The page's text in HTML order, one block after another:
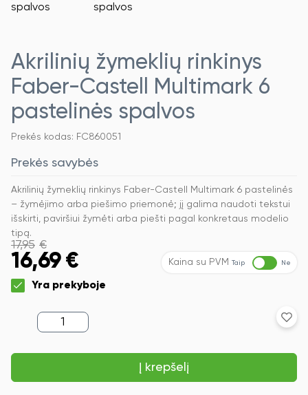
Akrilinių žymeklių rinkinys
Faber-Castell Multimark 6
pastelinės spalvos
Prekės kodas: FC860051
Prekės savybės
Akrilinių žymeklių rinkinys Faber-Castell Multimark 6 pastelinės
– žymėjimo arba piešimo priemonė; jį galima naudoti tekstui
išskirti, paviršiui žymėti arba piešti pagal konkretaus modelio
tipą.
17,95 €
16,69 € Kaina su PVM Taip Ne
Yra prekyboje
produkto
kiekis:
žymeklių
Faber-
Į krepšelį